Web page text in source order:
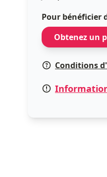
Pour bénéficier
Obtenez un
Conditions